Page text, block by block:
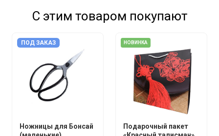
С этим товаром покупают
ПОД ЗАКАЗ
Ножницы для Бонсай
НОВИНКА
Подарочный пакет